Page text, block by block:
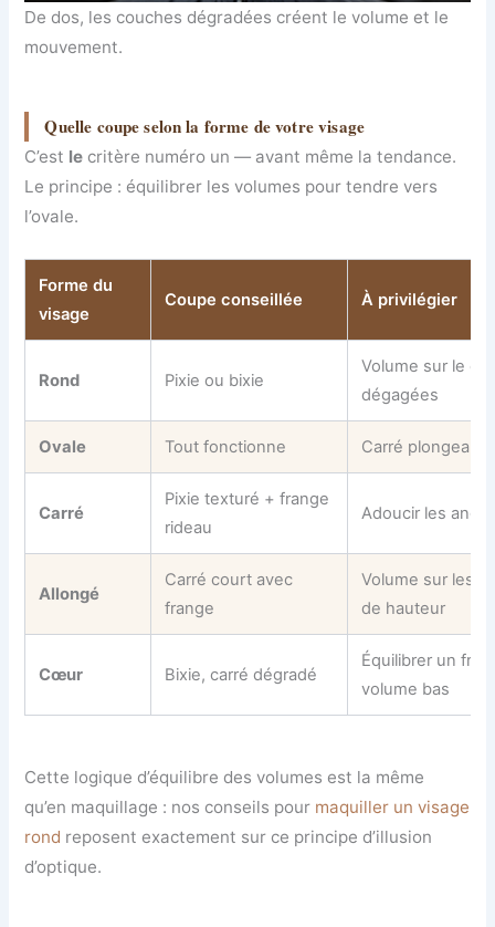
De dos, les couches dégradées créent le volume et le
mouvement.
Quelle coupe selon la forme de votre visage
C’est le critère numéro un — avant même la tendance.
Le principe : équilibrer les volumes pour tendre vers
l’ovale.
Forme du
visage
Coupe conseillée À privilégier
Rond Pixie ou bixie
Volume sur le
dégagées
Ovale Tout fonctionne Carré
Carré
Pixie texturé + frange
rideau
Adoucir les
Allongé
Carré court avec
frange
Volume sur les
de hauteur
Cœur Bixie, carré dégradé
Équilibrer un
volume bas
Cette logique d’équilibre des volumes est la même
qu’en maquillage : nos conseils pour maquiller un visage
rond reposent exactement sur ce principe d’illusion
d’optique.